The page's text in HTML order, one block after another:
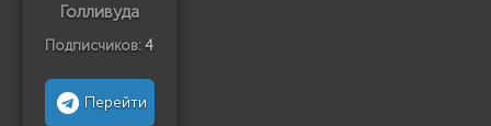
Голливуда
Подписчиков:4
Перейти